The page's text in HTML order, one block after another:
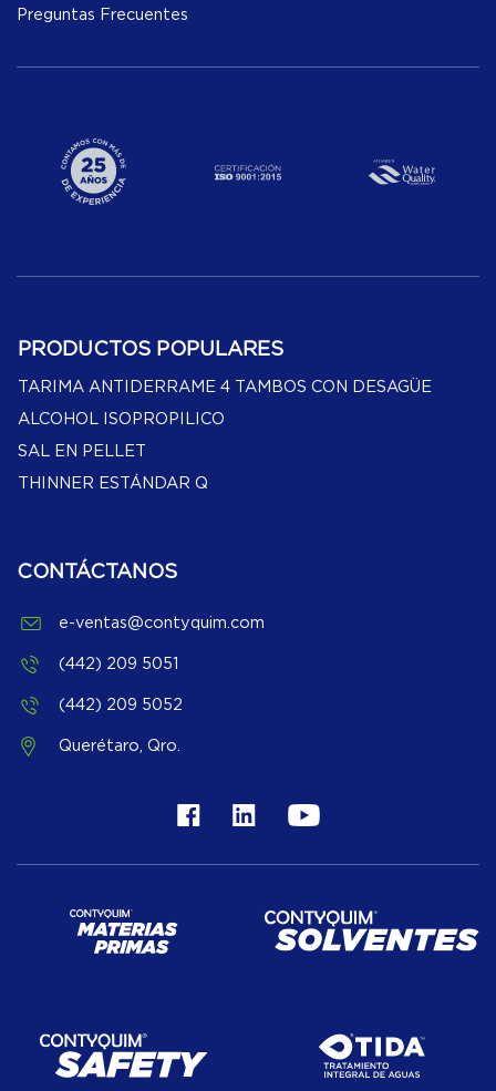
Preguntas Frecuentes
PRODUCTOS POPULARES
TARIMA ANTIDERRAME 4 TAMBOS CON DESAGÜE
ALCOHOL ISOPROPILICO
SAL EN PELLET
THINNER ESTÁNDAR Q
CONTÁCTANOS
e-ventas@contyquim.com
(442) 209 5051
(442) 209 5052
Querétaro, Qro.